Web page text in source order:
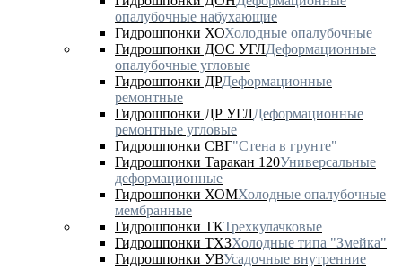
опалубочные набухающие
Гидрошпонки ХОХолодные опалубочные
Гидрошпонки ДОС УГЛДеформационные
опалубочные угловые
Гидрошпонки ДРДеформационные
ремонтные
Гидрошпонки ДР УГЛДеформационные
ремонтные угловые
Гидрошпонки СВГ"Стена в грунте"
Гидрошпонки Таракан 120Универсальные
деформационные
Гидрошпонки ХОМХолодные опалубочные
мембранные
Гидрошпонки ТКТрехкулачковые
Гидрошпонки ТХЗХолодные типа "Змейка"
Гидрошпонки УВУсадочные внутренние